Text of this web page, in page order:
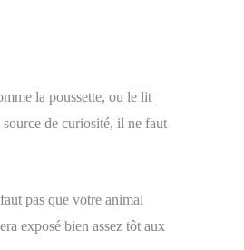
la poussette, ou le lit
source de curiosité, il ne faut
pas que votre animal
exposé bien assez tôt aux